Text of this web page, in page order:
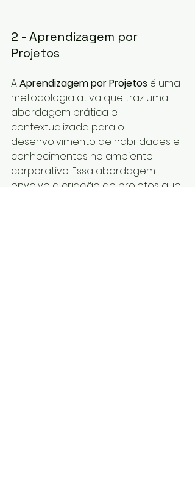
2 - Aprendizagem por
Projetos
A Aprendizagem por Projetos é uma
metodologia ativa que traz uma
abordagem prática e
contextualizada para o
desenvolvimento de habilidades e
conhecimentos no ambiente
corporativo. Essa abordagem
envolve a criação de projetos que